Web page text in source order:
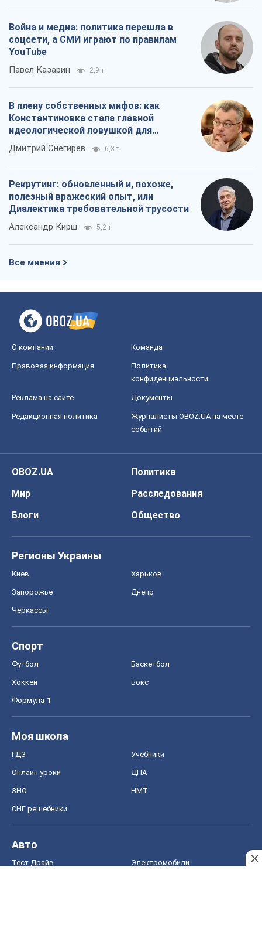
Война и медиа: политика перешла в
соцсети, а СМИ играют по правилам
YouTube
Павел Казарин 2,9 т.
В плену собственных мифов: как
Константиновка стала главной
идеологической ловушкой для
российских оккупантов
Дмитрий Снегирев 6,3 т.
Рекрутинг: обновленный и, похоже,
полезный вражеский опыт, или
Диалектика требовательной трусости
Александр Кирш 5,2 т.
Все мнения
О компании Команда
Правовая информация
Политика
конфиденциальности
Реклама на сайте Документы
Редакционная политика
Журналисты OBOZ.UA на месте
событий
OBOZ.UA
Политика
Мир
Расследования
Блоги
Общество
Регионы Украины
Киев Харьков
Запорожье Днепр
Черкассы
Спорт
Футбол Баскетбол
Хоккей Бокс
Формула-1
Моя школа
ГДЗ Учебники
Онлайн уроки ДПА
ЗНО НМТ
СНГ решебники
Авто
Тест Драйв Электромобили